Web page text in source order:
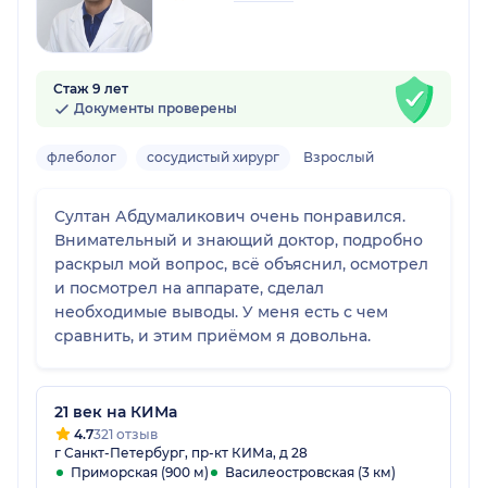
Стаж 9 лет
Документы проверены
флеболог сосудистый хирург Взрослый
Султан Абдумаликович очень понравился.
Внимательный и знающий доктор, подробно
раскрыл мой вопрос, всё объяснил, осмотрел
и посмотрел на аппарате, сделал
необходимые выводы. У меня есть с чем
сравнить, и этим приёмом я довольна.
21 век на КИМа
4.7321 отзыв
г Санкт-Петербург, пр-кт КИМа, д 28
Приморская (900 м)
Василеостровская (3 км)